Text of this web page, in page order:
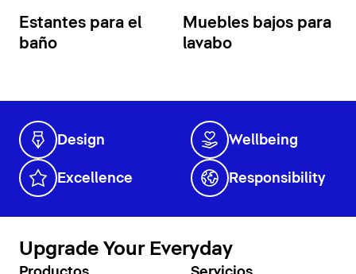
Estantes para el
baño
Muebles bajos para
lavabo
Design Wellbeing
Excellence Responsibility
Upgrade Your Everyday